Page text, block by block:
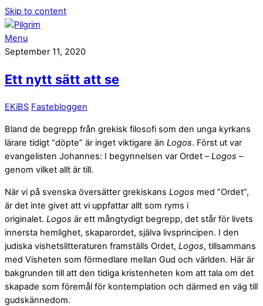
Skip to content
Menu
September 11, 2020
Ett nytt sätt att se
EKiBS Fastebloggen
Bland de begrepp från grekisk filosofi som den unga kyrkans
lärare tidigt “döpte” är inget viktigare än Logos. Först ut var
evangelisten Johannes: I begynnelsen var Ordet –Logos –
genom vilket allt är till.
När vi på svenska översätter grekiskans Logos med ”Ordet”,
är det inte givet att vi uppfattar allt som ryms i
originalet. Logos är ett mångtydigt begrepp, det står för livets
innersta hemlighet, skaparordet, själva livsprincipen. I den
judiska vishetslitteraturen framställs Ordet, Logos, tillsammans
med Visheten som förmedlare mellan Gud och världen. Här är
bakgrunden till att den tidiga kristenheten kom att tala om det
skapade som föremål för kontemplation och därmed en väg till
gudskännedom.